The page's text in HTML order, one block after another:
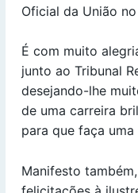
Oficial da União
É com muito
junto ao Tribunal
desejando-lhe
de uma carreira
para que faça
Manifesto